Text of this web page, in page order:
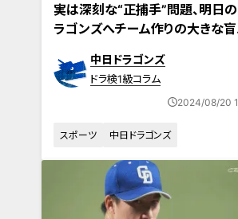
実は深刻な“正捕手”問題、明日
ラゴンズへチーム作りの大きな盲
中日ドラゴンズ
ドラ検1級コラム
2024/08/20
スポーツ 中日ドラゴンズ